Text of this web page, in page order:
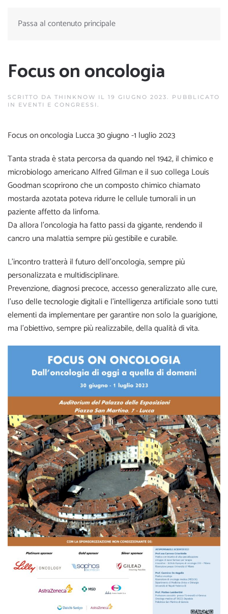
Passa al contenuto principale
Focus on oncologia
SCRITTO DA THINKNOW IL 19 GIUGNO 2023. PUBBLICATO
IN EVENTI E CONGRESSI .
Focus on oncologia Lucca 30 giugno -1 luglio 2023
Tanta strada è stata percorsa da quando nel 1942, il chimico e
microbiologo americano Alfred Gilman e il suo collega Louis
Goodman scoprirono che un composto chimico chiamato
mostarda azotata poteva ridurre le cellule tumorali in un
paziente affetto da linfoma.
Da allora l’oncologia ha fatto passi da gigante, rendendo il
cancro una malattia sempre più gestibile e curabile.
L’incontro tratterà il futuro dell’oncologia, sempre più
personalizzata e multidisciplinare.
Prevenzione, diagnosi precoce, accesso generalizzato alle cure,
l’uso delle tecnologie digitali e l’intelligenza artificiale sono tutti
elementi da implementare per garantire non solo la guarigione,
ma l’obiettivo, sempre più realizzabile, della qualità di vita.